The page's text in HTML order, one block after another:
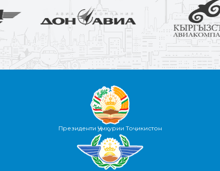
Президенти Ҷумҳурии Тоҷикистон